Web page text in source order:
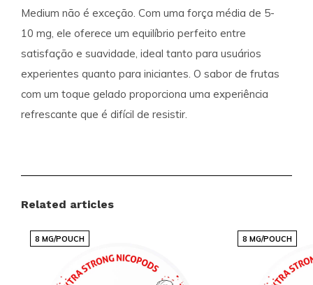
Medium não é exceção. Com uma força média de 5-
10 mg, ele oferece um equilíbrio perfeito entre
satisfação e suavidade, ideal tanto para usuários
experientes quanto para iniciantes. O sabor de frutas
com um toque gelado proporciona uma experiência
refrescante que é difícil de resistir.
Categoria:BOLSAS DE NICOTINA
Sabor:Frutas
Tamanho:Slim
Related articles
8 MG/POUCH 8 MG/POUCH